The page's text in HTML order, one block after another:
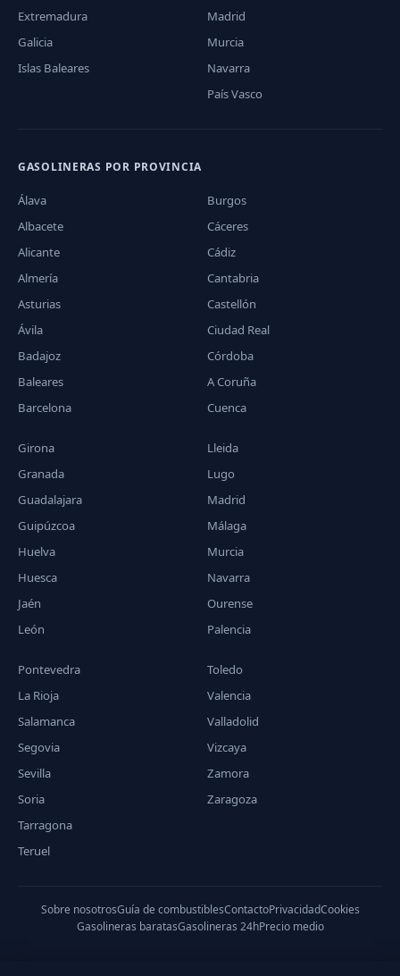
Extremadura
Galicia
Islas Baleares
Madrid
Murcia
Navarra
País Vasco
GASOLINERAS POR PROVINCIA
Álava
Albacete
Alicante
Almería
Asturias
Ávila
Badajoz
Baleares
Barcelona
Burgos
Cáceres
Cádiz
Cantabria
Castellón
Ciudad Real
Córdoba
A Coruña
Cuenca
Girona
Granada
Guadalajara
Guipúzcoa
Huelva
Huesca
Jaén
León
Lleida
Lugo
Madrid
Málaga
Murcia
Navarra
Ourense
Palencia
Pontevedra
La Rioja
Salamanca
Segovia
Sevilla
Soria
Tarragona
Teruel
Toledo
Valencia
Valladolid
Vizcaya
Zamora
Zaragoza
Sobre nosotrosGuía de combustiblesContactoPrivacidadCookies
Gasolineras baratasGasolineras 24hPrecio medio